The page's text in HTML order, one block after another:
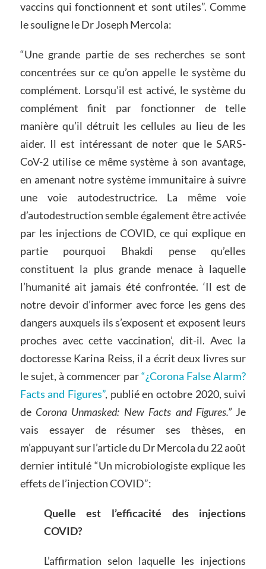
vaccins qui fonctionnent et sont utiles”. Comme
le souligne le Dr Joseph Mercola:
“Une grande partie de ses recherches se sont
concentrées sur ce qu’on appelle le système du
complément. Lorsqu’il est activé, le système du
complément finit par fonctionner de telle
manière qu’il détruit les cellules au lieu de les
aider. Il est intéressant de noter que le SARS-
CoV-2 utilise ce même système à son avantage,
en amenant notre système immunitaire à suivre
une voie autodestructrice. La même voie
d’autodestruction semble également être activée
par les injections de COVID, ce qui explique en
partie pourquoi Bhakdi pense qu’elles
constituent la plus grande menace à laquelle
l’humanité ait jamais été confrontée. ‘Il est de
notre devoir d’informer avec force les gens des
dangers auxquels ils s’exposent et exposent leurs
proches avec cette vaccination’, dit-il. Avec la
doctoresse Karina Reiss, il a écrit deux livres sur
le sujet, à commencer par“¿Corona False Alarm?
Facts and Figures”, publié en octobre 2020, suivi
de Corona Unmasked: New Facts and Figures.” Je
vais essayer de résumer ses thèses, en
m’appuyant sur l’article du Dr Mercola du 22 août
dernier intitulé “Un microbiologiste explique les
effets de l’injection COVID”:
Quelle est l’efficacité des injections
COVID?
L’affirmation selon laquelle les injections